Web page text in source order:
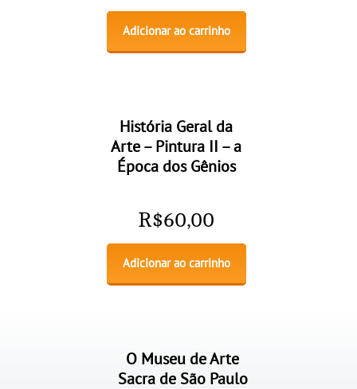
Adicionar ao carrinho
História Geral da
Arte – Pintura II – a
Época dos Gênios
R$60,00
Adicionar ao carrinho
O Museu de Arte
Sacra de São Paulo